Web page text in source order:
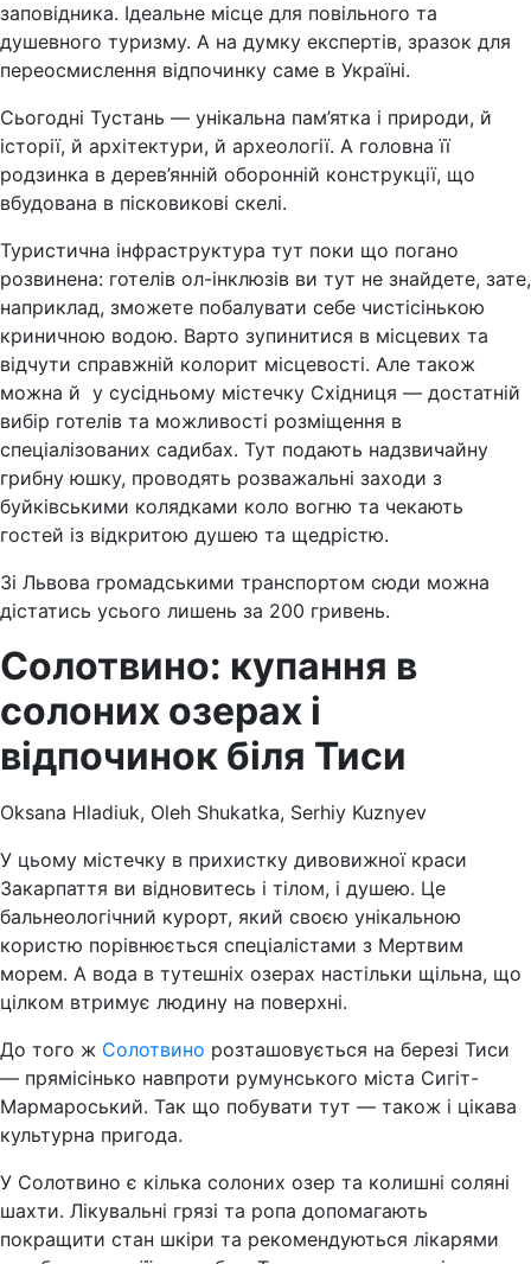
заповідника. Ідеальне місце для повільного та
душевного туризму. А на думку експертів, зразок для
переосмислення відпочинку саме в Україні.
Сьогодні Тустань — унікальна пам’ятка і природи, й
історії, й архітектури, й археології. А головна її
родзинка в дерев’янній оборонній конструкції, що
вбудована в пісковикові скелі.
Туристична інфраструктура тут поки що погано
розвинена: готелів ол-інклюзів ви тут не знайдете, зате,
наприклад, зможете побалувати себе чистісінькою
криничною водою. Варто зупинитися в місцевих та
відчути справжній колорит місцевості. Але також
можна й у сусідньому містечку Східниця — достатній
вибір готелів та можливості розміщення в
спеціалізованих садибах. Тут подають надзвичайну
грибну юшку, проводять розважальні заходи з
буйківськими колядками коло вогню та чекають
гостей із відкритою душею та щедрістю.
Зі Львова громадськими транспортом сюди можна
дістатись усього лишень за 200 гривень.
Солотвино: купання в
солоних озерах і
відпочинок біля Тиси
Oksana Hladiuk, Oleh Shukatka, Serhiy Kuznyev
У цьому містечку в прихистку дивовижної краси
Закарпаття ви відновитесь і тілом, і душею. Це
бальнеологічний курорт, який своєю унікальною
користю порівнюється спеціалістами з Мертвим
морем. А вода в тутешніх озерах настільки щільна, що
цілком втримує людину на поверхні.
До того ж Солотвино розташовується на березі Тиси
— прямісінько навпроти румунського міста Сигіт-
Мармароський. Так що побувати тут — також і цікава
культурна пригода.
У Солотвино є кілька солоних озер та колишні соляні
шахти. Лікувальні грязі та ропа допомагають
покращити стан шкіри та рекомендуються лікарями